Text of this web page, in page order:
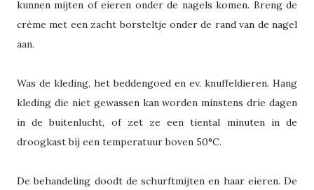
kunnen mijten of eieren onder de nagels komen. Breng de
crème met een zacht borsteltje onder de rand van de nagel
aan.
Was de kleding, het beddengoed en ev. knuffeldieren. Hang
kleding die niet gewassen kan worden minstens drie dagen
in de buitenlucht, of zet ze een tiental minuten in de
droogkast bij een temperatuur boven 50°C.
De behandeling doodt de schurftmijten en haar eieren. De